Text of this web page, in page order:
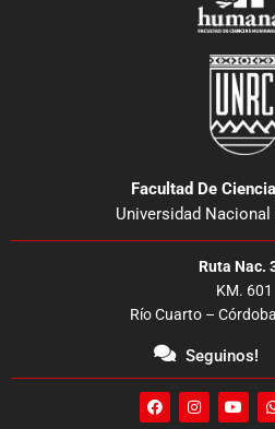
Facultad De
Universidad Nacional
Ruta Nac.
KM. 601
Río Cuarto –
Seguinos!
F
a
I
n
Y
o